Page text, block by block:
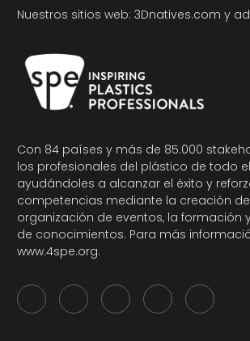
Nuestros sitios web: 3Dnatives.com y
Con 84 países y más de 85.000
los profesionales del plástico de todo
ayudándoles a alcanzar el éxito y
competencias mediante la creación de
organización de eventos, la formación
de conocimientos. Para más
www.4spe.org.